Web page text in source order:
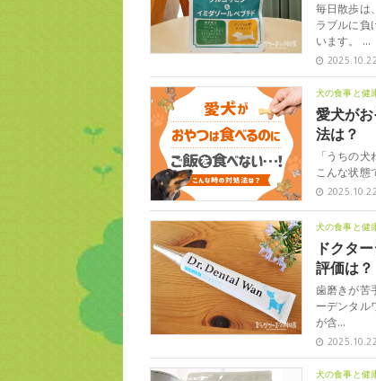
毎日散歩は
ラブルに負
います。 …
2025.10.22
犬の食事と健
愛犬が
法は？
「うちの
こんな状態
2025.10.22
犬の食事と健
ドクタ
評価は？
歯磨きが苦
ーデンタル
が含…
2025.10.22
犬の食事と健